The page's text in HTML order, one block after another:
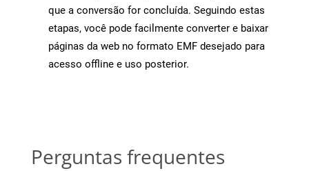
que a conversão for concluída. Seguindo estas
etapas, você pode facilmente converter e baixar
páginas da web no formato EMF desejado para
acesso offline e uso posterior.
Perguntas frequentes